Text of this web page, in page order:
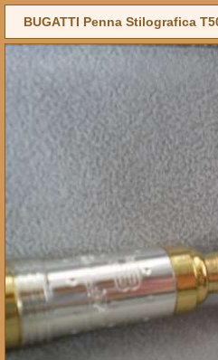
BUGATTI Penna Stilografica